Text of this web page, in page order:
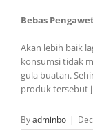
Bebas Pengawet
Akan lebih baik
konsumsi tidak
gula buatan.
produk tersebut
Byadminbo |